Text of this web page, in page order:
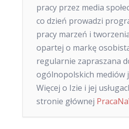
pracy przez media
co dzień prowadzi
pracy marzeń i
opartej o markę
regularnie zapraszana
ogólnopolskich mediów
Więcej o Izie i jej
stronie głównej